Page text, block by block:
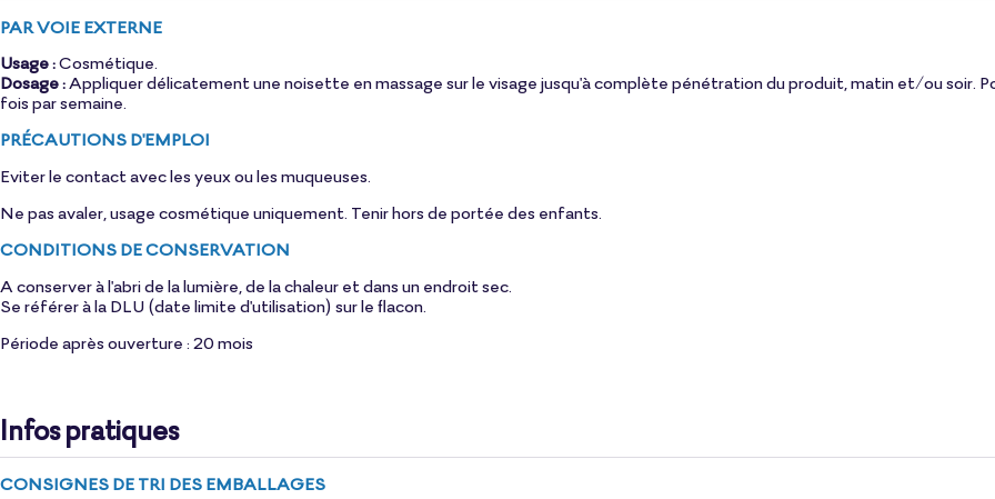
PAR VOIE EXTERNE
Usage :Cosmétique.
Dosage :Appliquer délicatement une noisette en massage sur le visage jusqu'à complète pénétration du produit, matin et/ou soir.
fois par semaine.
PRÉCAUTIONS D'EMPLOI
Eviter le contact avec les yeux ou les muqueuses.
Ne pas avaler, usage cosmétique uniquement. Tenir hors de portée des enfants.
CONDITIONS DE CONSERVATION
A conserver à l'abri de la lumière, de la chaleur et dans un endroit sec.
Se référer à la DLU (date limite d'utilisation) sur le flacon.
Période après ouverture : 20 mois
Infos pratiques
CONSIGNES DE TRI DES EMBALLAGES